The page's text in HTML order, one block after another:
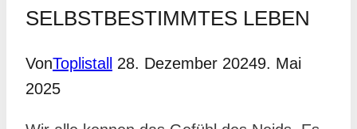
SELBSTBESTIMMTES LEBEN
VonToplistall 28. Dezember 20249. Mai
2025